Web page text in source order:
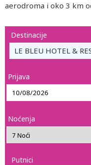
aerodroma i oko 3 km
Destinacije
LE BLEU HOTEL &
Prijava
Noćenja
Putnici